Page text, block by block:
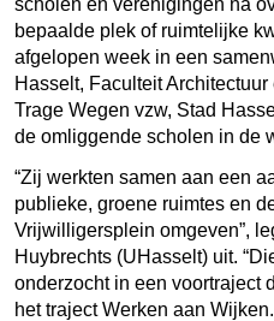
bepaalde plek of ruimtelijke
afgelopen week in een
Hasselt, Faculteit
Trage Wegen vzw, Stad
de omliggende scholen in de
“Zij werkten samen aan een
publieke, groene ruimtes en
Vrijwilligersplein omgeven”,
Huybrechts (UHasselt) uit.
onderzocht in een voortraject
het traject Werken aan